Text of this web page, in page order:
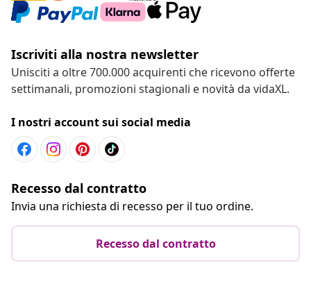
Iscriviti alla nostra newsletter
Unisciti a oltre 700.000 acquirenti che ricevono offerte
settimanali, promozioni stagionali e novità da vidaXL.
I nostri account sui social media
Recesso dal contratto
Invia una richiesta di recesso per il tuo ordine.
Recesso dal contratto